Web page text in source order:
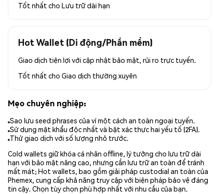
Tốt nhất cho Lưu trữ dài hạn
Hot Wallet (Di động/Phần mềm)
Giao dịch tiện lợi với cập nhật bảo mật, rủi ro trực tuyến.
Tốt nhất cho Giao dịch thường xuyên
Mẹo chuyên nghiệp:
Sao lưu seed phrases của ví một cách an toàn ngoại tuyến.
Sử dụng mật khẩu độc nhất và bật xác thực hai yếu tố (2FA).
Thử giao dịch với số lượng nhỏ trước.
Cold wallets giữ khóa cá nhân offline, lý tưởng cho lưu trữ dài
hạn với bảo mật nâng cao, nhưng cần lưu trữ an toàn để tránh
mất mát; Hot wallets, bao gồm giải pháp custodial an toàn của
Phemex, cung cấp khả năng truy cập với biện pháp bảo vệ đáng
tin cậy. Chọn tùy chọn phù hợp nhất với nhu cầu của bạn.